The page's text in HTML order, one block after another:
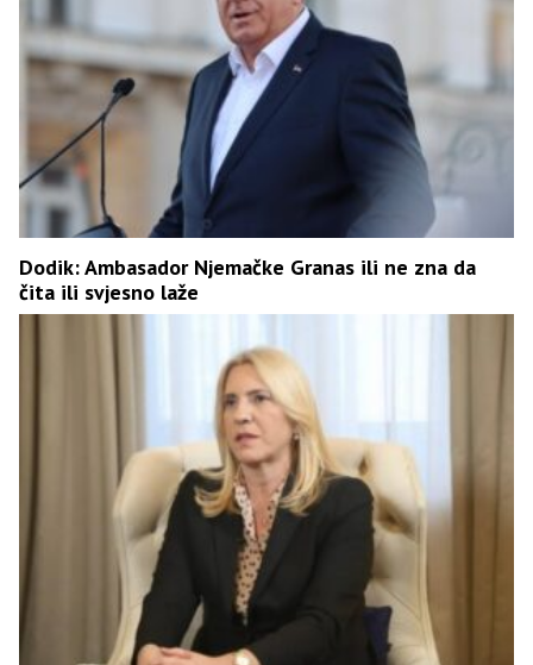
Dodik: Ambasador Njemačke Granas ili ne zna da
čita ili svjesno laže